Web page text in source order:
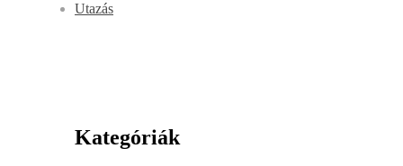
Utazás
Kategóriák